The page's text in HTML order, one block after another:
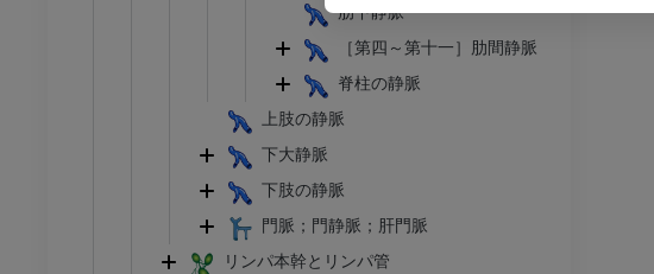
肋下静脈
［第四～第十一］肋間静脈
脊柱の静脈
上肢の静脈
下大静脈
下肢の静脈
門脈；門静脈；肝門脈
リンパ本幹とリンパ管
X線画像
無料
下肢
イラストレーション
プレミアム
足根および足部のCT